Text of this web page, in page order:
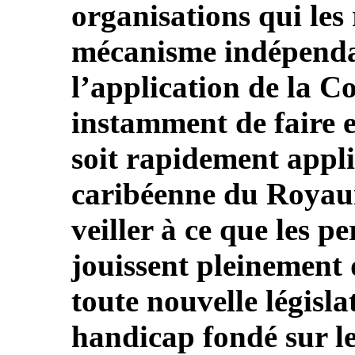
organisations qui les
mécanisme
l’application de la
instamment de faire
soit rapidement
caribéenne du
veiller à ce que les
jouissent pleinement
toute nouvelle
handicap fondé sur